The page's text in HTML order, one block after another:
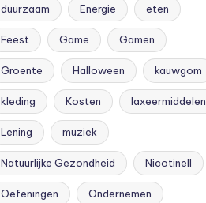
duurzaam Energie eten
Feest Game Gamen
Groente Halloween kauwgom
kleding Kosten laxeermiddelen
Lening muziek
Natuurlijke Gezondheid Nicotinell
Oefeningen Ondernemen